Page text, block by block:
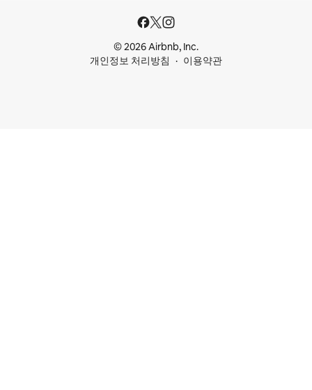
© 2026 Airbnb, Inc.
개인정보 처리방침
이용약관